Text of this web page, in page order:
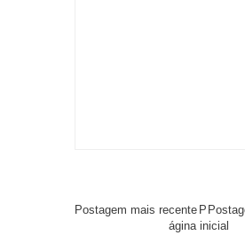
Postagem mais recente P
ágina inicial